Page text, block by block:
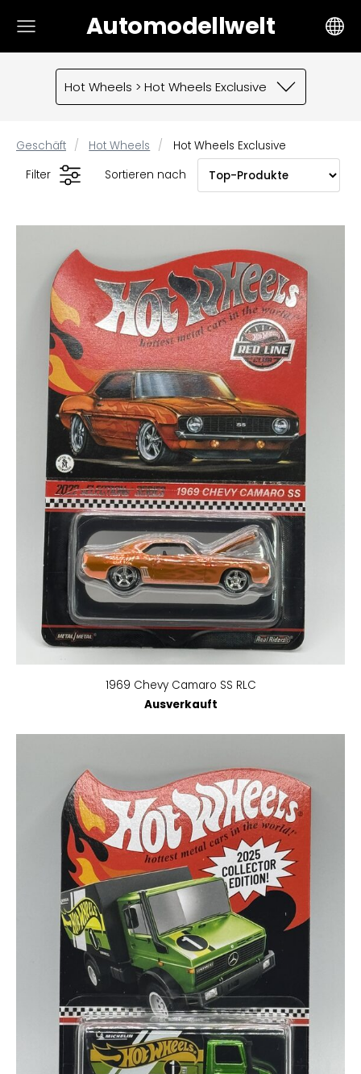
Automodellwelt
Hot Wheels > Hot Wheels Exclusive
Geschäft Hot Wheels
Hot Wheels Exclusive
Filter
Sortieren nach
1969 Chevy Camaro SS RLC
Ausverkauft